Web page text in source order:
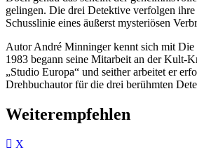
gelingen. Die drei Detektive verfolgen
Schusslinie eines äußerst mysteriösen
Autor André Minninger kennt sich mit Die
1983 begann seine Mitarbeit an der Kult-
„Studio Europa“ und seither arbeitet er
Drehbuchautor für die drei berühmten
Weiterempfehlen